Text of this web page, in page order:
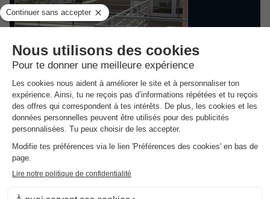
Village vacances - La Petite Pierre
Alsace La Petite Pierre
GÎTE 4 personnes
Du 16 au 17 août, 1 nuit, à partir de
103 €
11 € remboursés